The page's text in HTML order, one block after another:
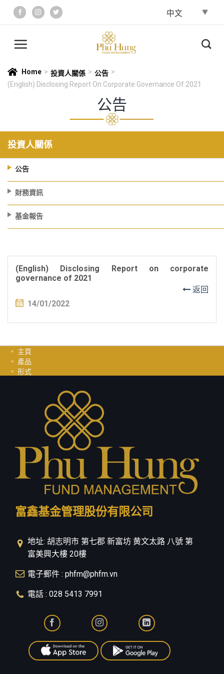
content
Home > 投資人關係 > 公告 >
(English) Disclosing Report On Corporate Governance Of 2021
公告
投資人關係
公告
財務資訊
基金報告
(English) Disclosing Report on corporate
governance of 2021
返回
14/01/2022
主頁
產品
形式
隱私政策
富鑫基金管理股份有限公司
地址: 胡志明市 第七郡 新富坊 黄文太路 八號 第
富美興大樓 20樓
電子郵件 : phfm@phfm.vn
電話 : 028 5413 7991